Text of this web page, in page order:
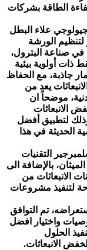
الطاقة بشركات
علاء البطل
الورشة
في صناعة البترول،
ذات أولوية بيئية
جاذبة، مع الحفاظ
يعد من
موضحاً ان
الانبعاثات
لتطبيق أفضل
الحديثة في هذا
التقنيات
بالإضافة الى
الانبعاثات من
لتنفيذ مشروعات
تم التوافق
واختيار افضل
الحلول
الانبعاثات.